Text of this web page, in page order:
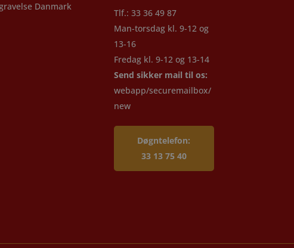
Danmark
Tlf.: 33 36 49 87
Man-torsdag kl. 9-12 og
13-16
Fredag kl. 9-12 og 13-14
Send sikker mail til os:
webapp/securemailbox/
new
Døgntelefon:
33 13 75 40